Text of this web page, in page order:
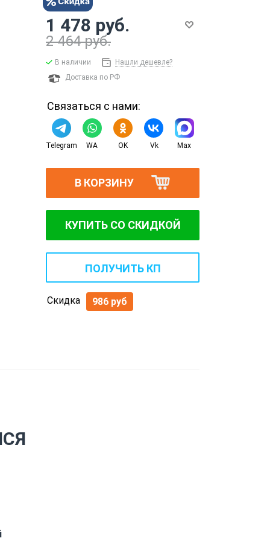
1 478 руб.
2 464 руб.
В наличии
Нашли дешевле?
Доставка по РФ
Связаться с нами:
Telegram WA OK Vk Max
В КОРЗИНУ
КУПИТЬ СО СКИДКОЙ
ПОЛУЧИТЬ КП
Скидка 986 руб